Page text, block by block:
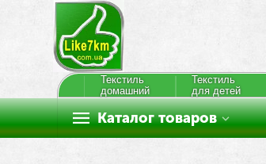
Текстиль
домашний
Текстиль
для детей
Каталог товаров